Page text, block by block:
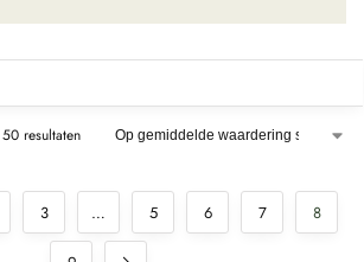
resultaten
3 … 5 6 7 8